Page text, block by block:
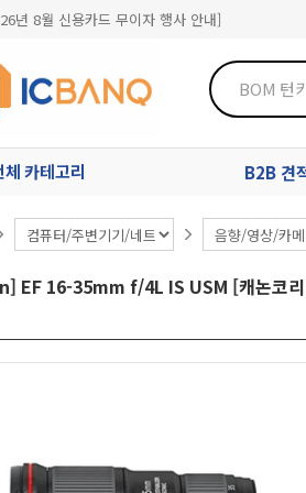
년 8월 신용카드 무이자 행사 안내]
일리지 적립 및 사용 정책 개편 안내]
체 카테고리 B2B 견
EF 16-35mm f/4L IS USM [캐논코